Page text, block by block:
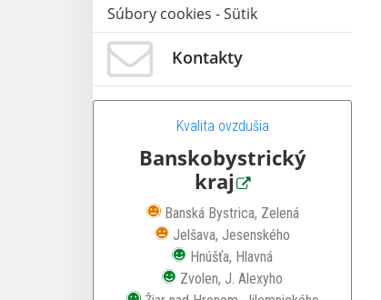
Súbory cookies - Sütik
Kontakty
Kvalita ovzdušia
Banskobystrický
kraj
Zhoršená kvalita ovzdušia
Banská Bystrica, Zelená
Zhoršená kvalita ovzdušia
Jelšava, Jesenského
Dobrá kvalita ovzdušia
Hnúšťa, Hlavná
Dobrá kvalita ovzdušia
Zvolen, J. Alexyho